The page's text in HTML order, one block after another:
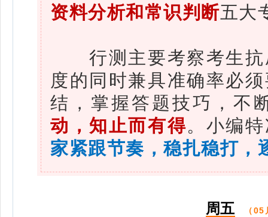
资料分析和常识判断五大
行测主要考察考生抗
度的同时兼具准确率必
结，掌握答题技巧，不
动，知止而有得。小编
家紧跟节奏 ，稳扎稳打，
周五 （05